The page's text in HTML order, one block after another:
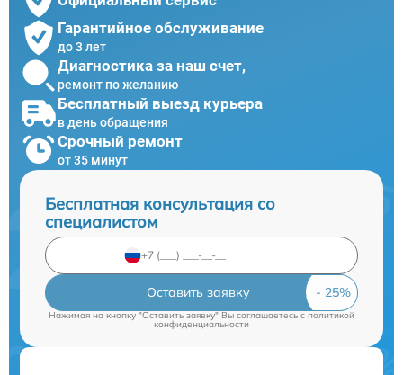
Гарантийное обслуживание
до 3 лет
Диагностика за наш счет,
ремонт по желанию
Бесплатный выезд курьера
в день обращения
Срочный ремонт
от 35 минут
Бесплатная консультация со
специалистом
Оставить заявку
Нажимая на кнопку "Оставить заявку" Вы соглашаетесь cполитикой
конфиденциальности